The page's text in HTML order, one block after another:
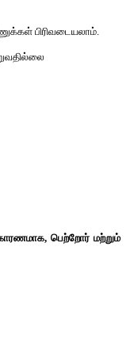
சேர்க்கை
மரபணுக்கள்
மரபணுக்கள்